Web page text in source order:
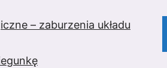
– zaburzenia układu